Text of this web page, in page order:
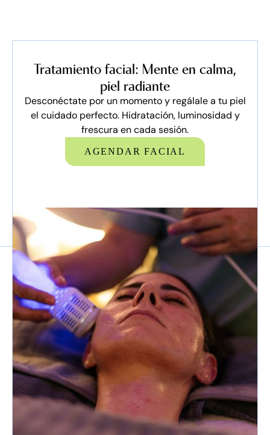
Tratamiento facial: Mente en calma,
piel radiante
Desconéctate por un momento y regálale a tu piel
el cuidado perfecto. Hidratación, luminosidad y
frescura en cada sesión.
AGENDAR FACIAL
AGENDAR FACIAL